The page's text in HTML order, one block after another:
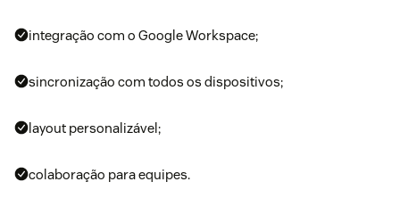
integração com o Google Workspace;
sincronização com todos os dispositivos;
layout personalizável;
colaboração para equipes.